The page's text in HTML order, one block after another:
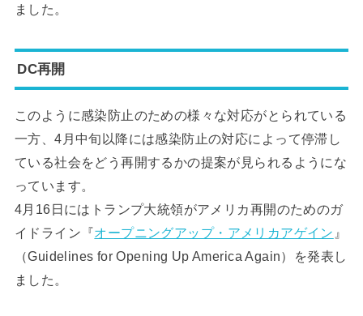
ました。
DC再開
このように感染防止のための様々な対応がとられている
一方、4月中旬以降には感染防止の対応によって停滞し
ている社会をどう再開するかの提案が見られるようにな
っています。
4月16日にはトランプ大統領がアメリカ再開のためのガ
イドライン『オープニングアップ・アメリカアゲイン 』
（Guidelines for Opening Up America Again）を発表し
ました。